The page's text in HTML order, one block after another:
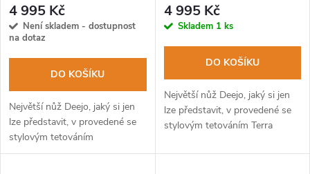
4 995 Kč
Není skladem - dostupnost
na dotaz
DO KOŠÍKU
Největší nůž Deejo, jaký si jen
lze představit, v provedené se
stylovým tetováním
porcovaného vepříka.
4 995 Kč
Skladem 1 ks
DO KOŠÍKU
Největší nůž Deejo, jaký si jen
lze představit, v provedené se
stylovým tetováním Terra